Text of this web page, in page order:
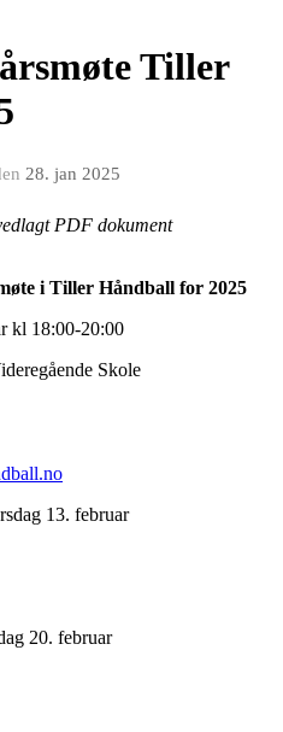
Tiller
28. jan 2025
PDF dokument
i Tiller Håndball for 2025
kl 18:00-20:00
Skole
13. februar
20. februar